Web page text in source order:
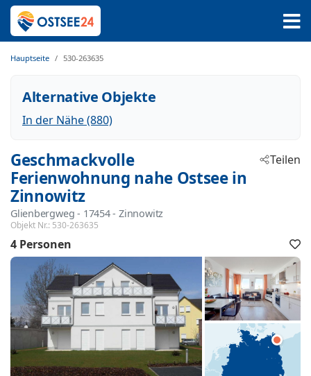
Hauptseite 530-263635
Alternative Objekte
In der Nähe (880)
Geschmackvolle
Ferienwohnung nahe Ostsee in
Zinnowitz
Glienbergweg - 17454 - Zinnowitz
Objekt Nr.: 530-263635
Teilen
4 Personen